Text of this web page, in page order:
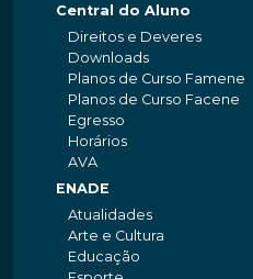
Central do Aluno
Direitos e Deveres
Downloads
Planos de Curso Famene
Planos de Curso Facene
Egresso
Horários
AVA
ENADE
Atualidades
Arte e Cultura
Educação